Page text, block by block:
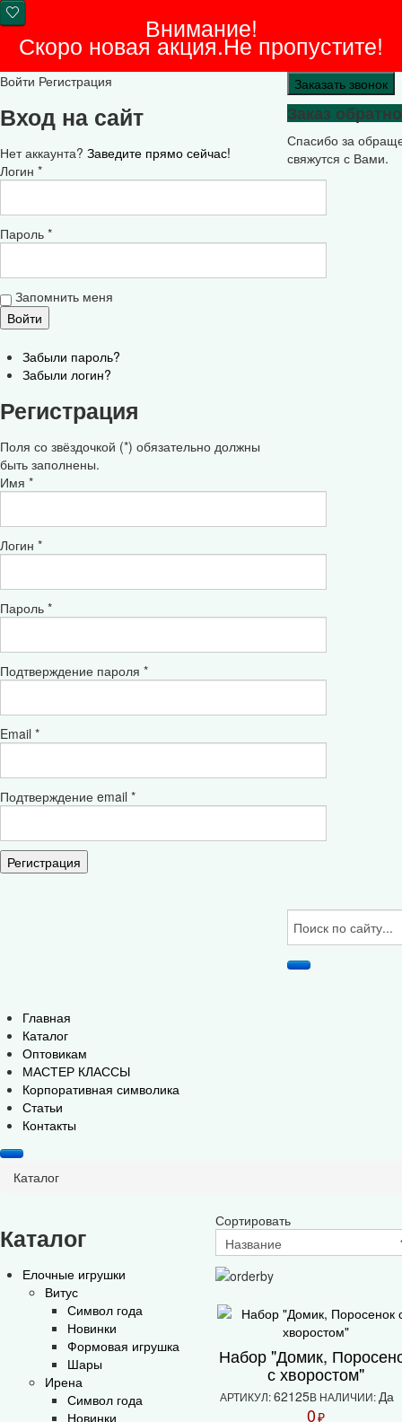
Внимание!
Скоро новая акция.Не пропустите!
Войти Регистрация
Вход на сайт
Нет аккаунта? Заведите прямо сейчас!
Логин *
Пароль *
Запомнить меня
Забыли пароль?
Забыли логин?
Регистрация
Поля со звёздочкой (*) обязательно должны
быть заполнены.
Имя *
Логин *
Пароль *
Подтверждение пароля *
Email *
Подтверждение email *
Регистрация
Заказать звонок
Заказ
Спасибо за
свяжутся с Вами.
Главная
Каталог
Оптовикам
МАСТЕР КЛАССЫ
Корпоративная символика
Статьи
Контакты
Каталог
Каталог
Елочные игрушки
Витус
Символ года
Новинки
Формовая игрушка
Шары
Ирена
Символ года
Новинки
Сортировать
Набор "Домик,
с хворостом"
АРТИКУЛ:62125В НАЛИЧИИ:Да
0₽